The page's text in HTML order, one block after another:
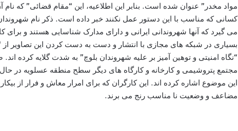
مواد مخدر” عنوان شده است. بنابر این اطلاعیه، این “مقام قضائی” که
کسانی که مناسب با این دستور عمل نکنند خبر داده است. ذکر نام
می گیرد که آنها شهروندانی ایرانی و دارای مدارک شناسایی هستند و برای
بسیاری در شبکه های مجازی با انتشار و دست به دست کردن این تصاویر از
“نگاه امنیتی و توهین آمیز بر علیه شهروندان بلوچ” به شدت گلایه کرده
مجتمع پتروشیمی و کارخانه و کارگاه های دیگر سطح منطقه عسلویه در
این موضوع اشاره کرده اند. این کارگران که برای امرار معاش و فرار از
مضاعف و وضعیت نا مناسب رنج می برند.